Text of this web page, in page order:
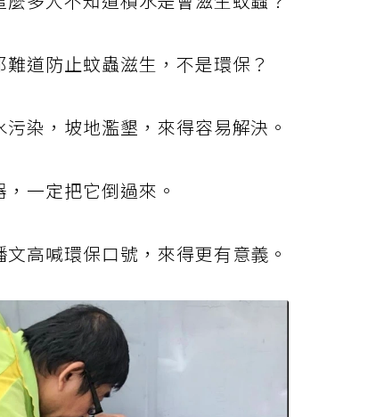
多人不知道積水是會滋生蚊蟲？
道防止蚊蟲滋生，不是環保？
染，坡地濫墾，來得容易解決。
一定把它倒過來。
高喊環保口號，來得更有意義。